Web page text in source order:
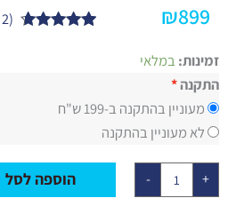
₪899
(
2
זמינות: במלאי
התקנה
מעוניין בהתקנה ב-199 ש"ח
לא מעוניין בהתקנה
-
כמות
של
מאוורר
46"
SUPERIORE
בצבע
כולל
שלט
ותאורה,
+ הוספה לסל